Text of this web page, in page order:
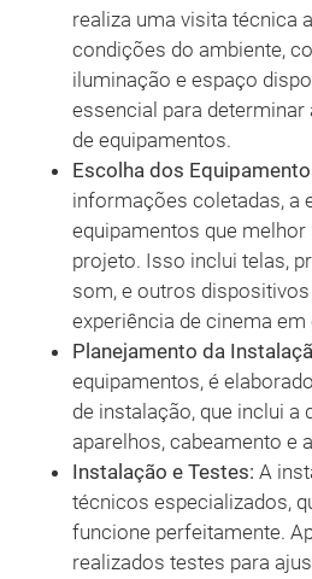
realiza uma visita técnica
condições do ambiente,
iluminação e espaço
essencial para
de equipamentos.
Escolha dos
informações coletadas, a
equipamentos que melhor
projeto. Isso inclui telas,
som, e outros
experiência de cinema em
Planejamento da
equipamentos, é
de instalação, que inclui a
aparelhos, cabeamento e
Instalação e Testes: A
técnicos especializados,
funcione perfeitamente.
realizados testes para